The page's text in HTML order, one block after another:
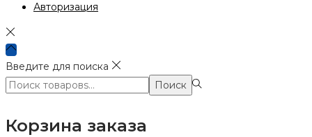
Авторизация
Введите для поиска
Поиск:>
Поиск
Корзина заказа